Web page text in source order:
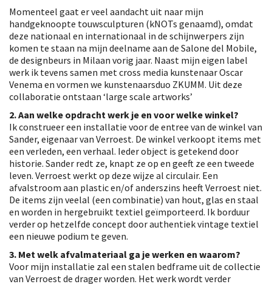
Momenteel gaat er veel aandacht uit naar mijn
handgeknoopte touwsculpturen (kNOTs genaamd), omdat
deze nationaal en internationaal in de schijnwerpers zijn
komen te staan na mijn deelname aan de Salone del Mobile,
de designbeurs in Milaan vorig jaar. Naast mijn eigen label
werk ik tevens samen met cross media kunstenaar Oscar
Venema en vormen we kunstenaarsduo ZKUMM. Uit deze
collaboratie ontstaan ‘large scale artworks’
2. Aan welke opdracht werk je en voor welke winkel?
Ik construeer een installatie voor de entree van de winkel van
Sander, eigenaar van Verroest. De winkel verkoopt items met
een verleden, een verhaal. Ieder object is getekend door
historie. Sander redt ze, knapt ze op en geeft ze een tweede
leven. Verroest werkt op deze wijze al circulair. Een
afvalstroom aan plastic en/of anderszins heeft Verroest niet.
De items zijn veelal (een combinatie) van hout, glas en staal
en worden in hergebruikt textiel geïmporteerd. Ik borduur
verder op hetzelfde concept door authentiek vintage textiel
een nieuwe podium te geven.
3. Met welk afvalmateriaal ga je werken en waarom?
Voor mijn installatie zal een stalen bedframe uit de collectie
van Verroest de drager worden. Het werk wordt verder